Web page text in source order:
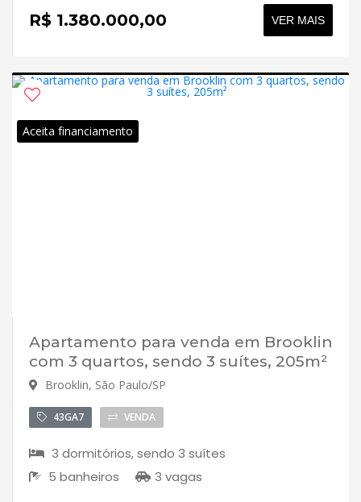
R$ 1.380.000,00 VER MAIS
Aceita financiamento
Apartamento para venda em Brooklin
com 3 quartos, sendo 3 suítes, 205m²
Brooklin, São Paulo/SP
43GA7 VENDA
3 dormitórios, sendo 3 suítes
5 banheiros
3 vagas